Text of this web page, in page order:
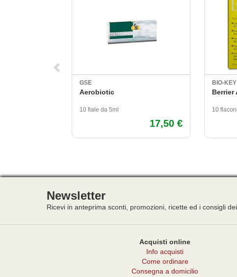
GSE
Aerobiotic
10 fiale da 5ml
17,50 €
BIO-
Berrier
10
Newsletter
Ricevi in anteprima sconti, promozioni, ricette ed i consigli
Acquisti online
Info acquisti
Come ordinare
Consegna a domicilio